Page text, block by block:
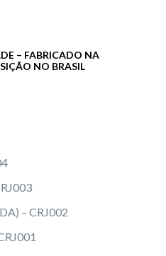
– FABRICADO NA
NO BRASIL
– CRJ002